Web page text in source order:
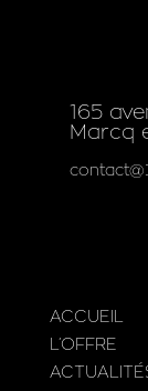
165
Marcq
ACCUEIL
L’OFFRE